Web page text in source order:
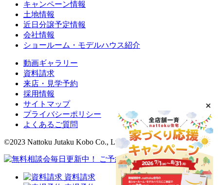
キャンペーン情報
土地情報
近日分譲予定情報
会社情報
ショールーム・モデルハウス紹介
動画ギャラリー
資料請求
来店・見学予約
採用情報
サイトマップ
プライバシーポリシー
よくあるご質問
©2023 Nattoku Jutaku Kobo Co., Ltd.
資料請求